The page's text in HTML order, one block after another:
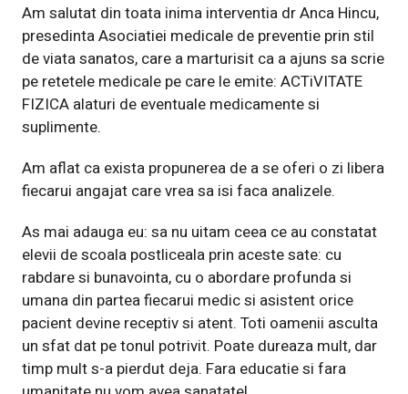
Am salutat din toata inima interventia dr Anca Hincu,
presedinta Asociatiei medicale de preventie prin stil
de viata sanatos, care a marturisit ca a ajuns sa scrie
pe retetele medicale pe care le emite: ACTiVITATE
FIZICA alaturi de eventuale medicamente si
suplimente.
Am aflat ca exista propunerea de a se oferi o zi libera
fiecarui angajat care vrea sa isi faca analizele.
As mai adauga eu: sa nu uitam ceea ce au constatat
elevii de scoala postliceala prin aceste sate: cu
rabdare si bunavointa, cu o abordare profunda si
umana din partea fiecarui medic si asistent orice
pacient devine receptiv si atent. Toti oamenii asculta
un sfat dat pe tonul potrivit. Poate dureaza mult, dar
timp mult s-a pierdut deja. Fara educatie si fara